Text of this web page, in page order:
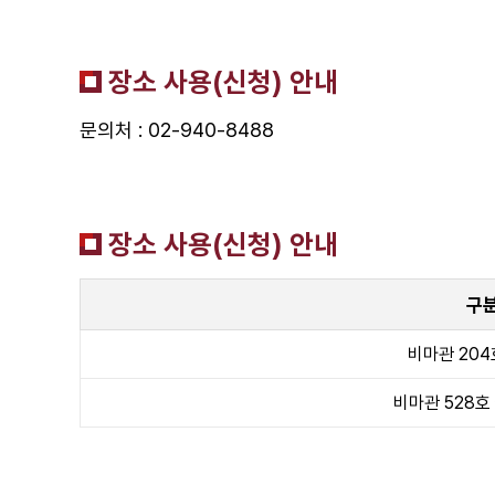
장소 사용(신청) 안내
문의처 : 02-940-8488
장소 사용(신청) 안내
구
비마관 204
비마관 528호